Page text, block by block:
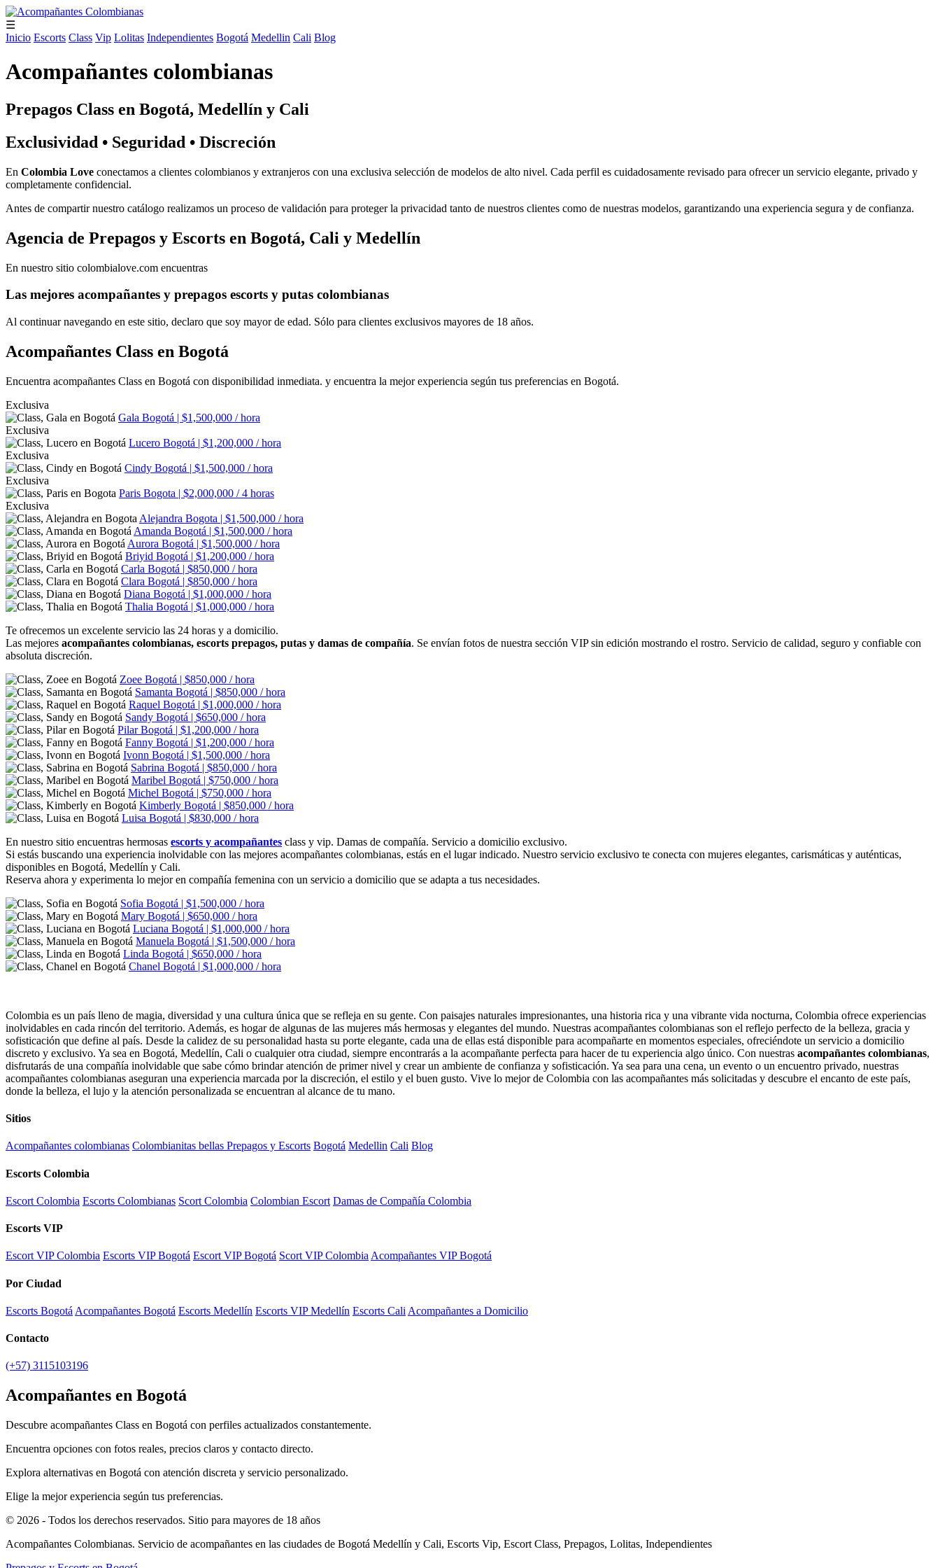
☰
Inicio Escorts Class Vip Lolitas Independientes Bogotá Medellin Cali Blog
Acompañantes colombianas
Prepagos Class en Bogotá, Medellín y Cali
Exclusividad • Seguridad • Discreción
En Colombia Love conectamos a clientes colombianos y extranjeros con una exclusiva selección de modelos de alto nivel. Cada perfil es cuidadosamente revisado para ofrecer un servicio elegante, privado y
completamente confidencial.
Antes de compartir nuestro catálogo realizamos un proceso de validación para proteger la privacidad tanto de nuestros clientes como de nuestras modelos, garantizando una experiencia segura y de confianza.
Agencia de Prepagos y Escorts en Bogotá, Cali y Medellín
En nuestro sitio colombialove.com encuentras
Las mejores acompañantes y prepagos escorts y putas colombianas
Al continuar navegando en este sitio, declaro que soy mayor de edad. Sólo para clientes exclusivos mayores de 18 años.
Acompañantes Class en Bogotá
Encuentra acompañantes Class en Bogotá con disponibilidad inmediata. y encuentra la mejor experiencia según tus preferencias en Bogotá.
Exclusiva
Gala Bogotá | $1,500,000 / hora
Exclusiva
Lucero Bogotá | $1,200,000 / hora
Exclusiva
Cindy Bogotá | $1,500,000 / hora
Exclusiva
Paris Bogota | $2,000,000 / 4 horas
Exclusiva
Alejandra Bogota | $1,500,000 / hora
Amanda Bogotá | $1,500,000 / hora
Aurora Bogotá | $1,500,000 / hora
Briyid Bogotá | $1,200,000 / hora
Carla Bogotá | $850,000 / hora
Clara Bogotá | $850,000 / hora
Diana Bogotá | $1,000,000 / hora
Thalia Bogotá | $1,000,000 / hora
Te ofrecemos un excelente servicio las 24 horas y a domicilio.
Las mejores acompañantes colombianas, escorts prepagos, putas y damas de compañía. Se envían fotos de nuestra sección VIP sin edición mostrando el rostro. Servicio de calidad, seguro y confiable con
absoluta discreción.
Zoee Bogotá | $850,000 / hora
Samanta Bogotá | $850,000 / hora
Raquel Bogotá | $1,000,000 / hora
Sandy Bogotá | $650,000 / hora
PilarBogotá | $1,200,000 / hora
Fanny Bogotá | $1,200,000 / hora
Ivonn Bogotá | $1,500,000 / hora
Sabrina Bogotá | $850,000 / hora
Maribel Bogotá | $750,000 / hora
Michel Bogotá | $750,000 / hora
Kimberly Bogotá | $850,000 / hora
Luisa Bogotá | $830,000 / hora
En nuestro sitio encuentras hermosas escorts y acompañantes class y vip. Damas de compañía. Servicio a domicilio exclusivo.
Si estás buscando una experiencia inolvidable con las mejores acompañantes colombianas, estás en el lugar indicado. Nuestro servicio exclusivo te conecta con mujeres elegantes, carismáticas y auténticas,
disponibles en Bogotá, Medellín y Cali.
Reserva ahora y experimenta lo mejor en compañía femenina con un servicio a domicilio que se adapta a tus necesidades.
Sofia Bogotá | $1,500,000 / hora
Mary Bogotá | $650,000 / hora
Luciana Bogotá | $1,000,000 / hora
Manuela Bogotá | $1,500,000 / hora
Linda Bogotá | $650,000 / hora
Chanel Bogotá | $1,000,000 / hora
Colombia es un país lleno de magia, diversidad y una cultura única que se refleja en su gente. Con paisajes naturales impresionantes, una historia rica y una vibrante vida nocturna, Colombia ofrece experiencias
inolvidables en cada rincón del territorio. Además, es hogar de algunas de las mujeres más hermosas y elegantes del mundo. Nuestras acompañantes colombianas son el reflejo perfecto de la belleza, gracia y
sofisticación que define al país. Desde la calidez de su personalidad hasta su porte elegante, cada una de ellas está disponible para acompañarte en momentos especiales, ofreciéndote un servicio a domicilio
discreto y exclusivo. Ya sea en Bogotá, Medellín, Cali o cualquier otra ciudad, siempre encontrarás a la acompañante perfecta para hacer de tu experiencia algo único. Con nuestras acompañantes colombianas,
disfrutarás de una compañía inolvidable que sabe cómo brindar atención de primer nivel y crear un ambiente de confianza y sofisticación. Ya sea para una cena, un evento o un encuentro privado, nuestras
acompañantes colombianas aseguran una experiencia marcada por la discreción, el estilo y el buen gusto. Vive lo mejor de Colombia con las acompañantes más solicitadas y descubre el encanto de este país,
donde la belleza, el lujo y la atención personalizada se encuentran al alcance de tu mano.
Sitios
Acompañantes colombianas Colombianitas bellas Prepagos y Escorts Bogotá Medellin Cali Blog
Escorts Colombia
Escort Colombia Escorts Colombianas Scort Colombia Colombian Escort Damas de Compañía Colombia
Escorts VIP
Escort VIP Colombia Escorts VIP Bogotá Escort VIP Bogotá Scort VIP Colombia Acompañantes VIP Bogotá
Por Ciudad
Escorts Bogotá Acompañantes Bogotá Escorts Medellín Escorts VIP Medellín Escorts Cali Acompañantes a Domicilio
Contacto
(+57) 3115103196
Acompañantes en Bogotá
Descubre acompañantes Class en Bogotá con perfiles actualizados constantemente.
Encuentra opciones con fotos reales, precios claros y contacto directo.
Explora alternativas en Bogotá con atención discreta y servicio personalizado.
Elige la mejor experiencia según tus preferencias.
© 2026 - Todos los derechos reservados. Sitio para mayores de 18 años
Acompañantes Colombianas. Servicio de acompañantes en las ciudades de Bogotá Medellín y Cali, Escorts Vip, Escort Class, Prepagos, Lolitas, Independientes